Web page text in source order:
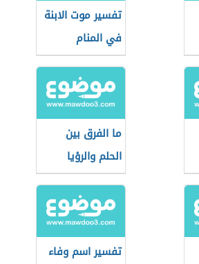
تفسير موت الابنة
في المنام
ما الفرق بين
الحلم والرؤيا
تفسير اسم وفاء